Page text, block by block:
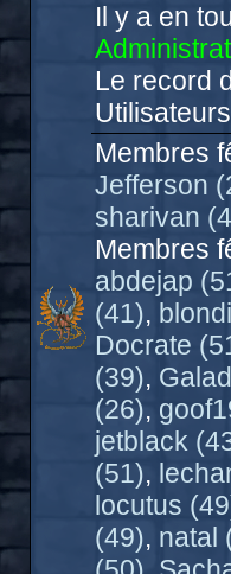
Il y a en
Le record
Membres
Jefferson
sharivan
Membres
abdejap
(41),
Docrate
(39),
(26),
jetblack
(51),
locutus
(49), natal